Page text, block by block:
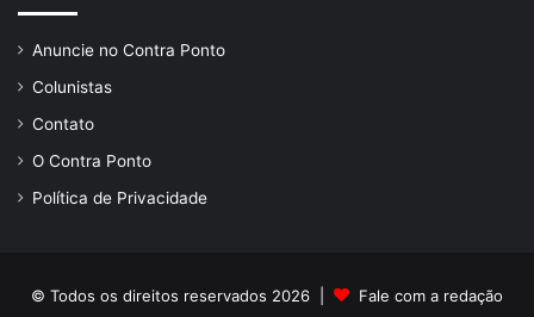
Anuncie no Contra Ponto
Colunistas
Contato
O Contra Ponto
Política de Privacidade
© Todos os direitos reservados 2026 | Fale com a redação